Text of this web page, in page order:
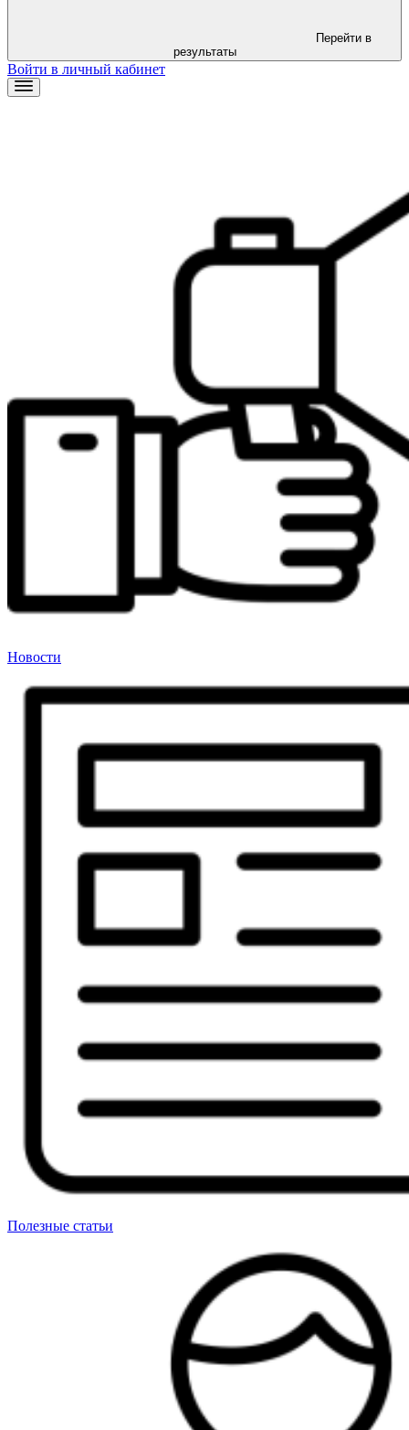
результаты
Войти в личный кабинет
Новости
Полезные статьи